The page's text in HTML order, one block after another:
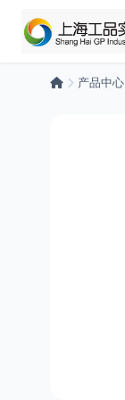
产品中心